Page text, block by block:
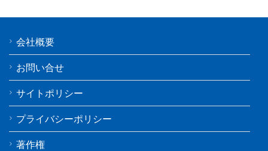
会社概要
お問い合せ
サイトポリシー
プライバシーポリシー
著作権